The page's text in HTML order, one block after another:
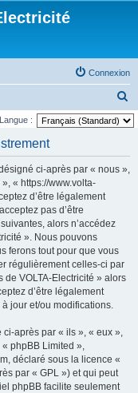
Connexion
e
e
Langue :
ci-après par « nous »,
« https://www.volta-
d’être légalement
pas d’être
alors n’accédez
». Nous pouvons
ferons tout pour que vous
régulièrement celles-ci par
de VOLTA-Electricité » alors
d’être légalement
jour et/ou modifications.
après par « ils », « eux »,
phpBB Limited »,
déclaré sous la licence «
par « GPL ») et qui peut
phpBB facilite seulement